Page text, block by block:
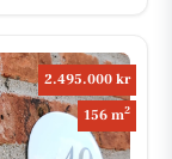
2.495.000 kr
156 m2